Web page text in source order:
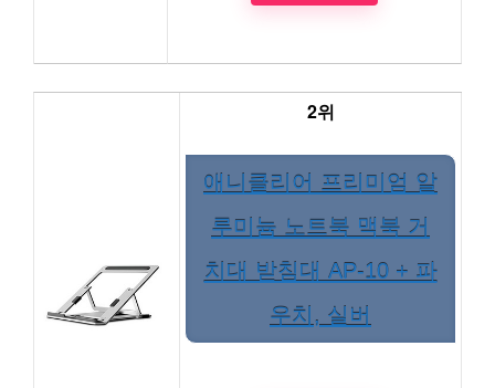
2위
애니클리어 프리미엄 알
루미늄 노트북 맥북 거
치대 받침대 AP-10 + 파
우치, 실버